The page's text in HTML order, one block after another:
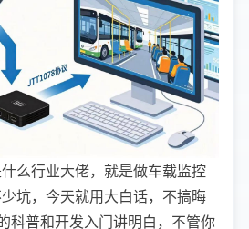
么行业大佬，就是做车载监控
坑，今天就用大白话，不搞晦
科普和开发入门讲明白，不管你